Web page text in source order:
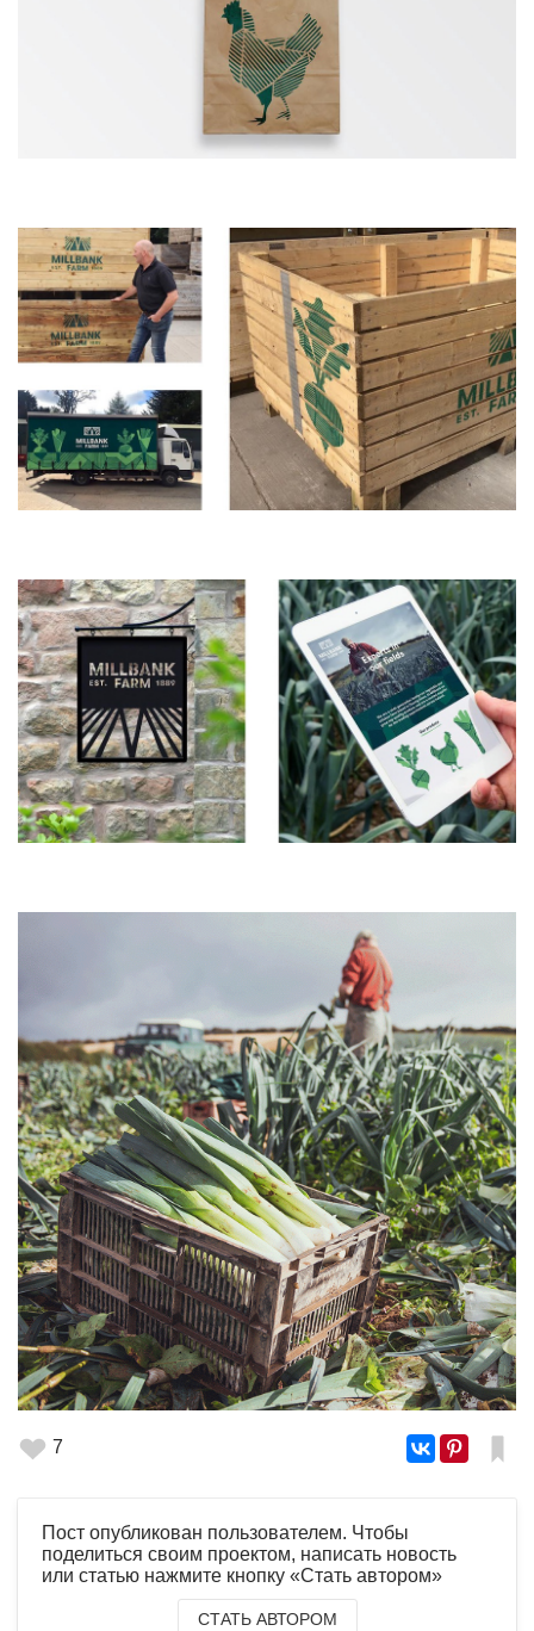
7
Пост опубликован пользователем. Чтобы
поделиться своим проектом, написать новость
или статью нажмите кнопку «Стать автором»
СТАТЬ АВТОРОМ